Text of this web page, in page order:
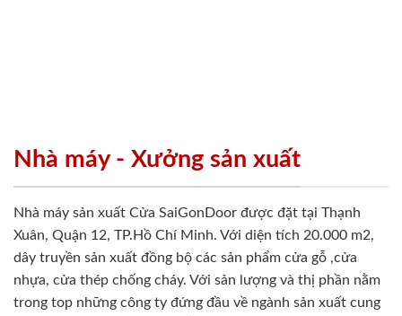
Nhà máy - Xưởng sản xuất
Nhà máy sản xuất Cửa SaiGonDoor được đặt tại Thạnh
Xuân, Quận 12, TP.Hồ Chí Minh. Với diện tích 20.000 m2,
dây truyền sản xuất đồng bộ các sản phẩm cửa gỗ ,cửa
nhựa, cửa thép chống cháy. Với sản lượng và thị phần nằm
trong top những công ty đứng đầu về ngành sản xuất cung